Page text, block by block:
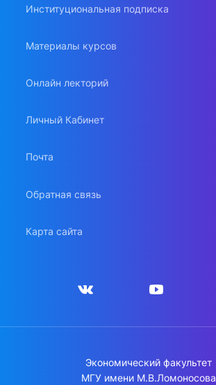
Институциональная подписка
Материалы курсов
Онлайн лекторий
Личный Кабинет
Почта
Обратная связь
Карта сайта
Экономический факультет
МГУ имени М.В.Ломоносова